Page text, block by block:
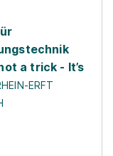
a trick - It’s
ERFT